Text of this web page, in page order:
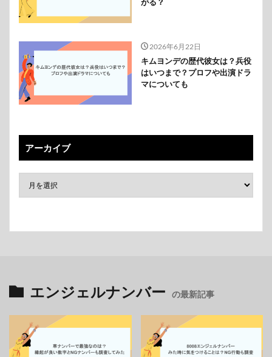
がる？
2026年6月22日
キムヨンデの歴代彼女は？兵役
はいつまで？プロフや出演ドラ
マについても
アーカイブ
エンジェルナンバー の最新記事